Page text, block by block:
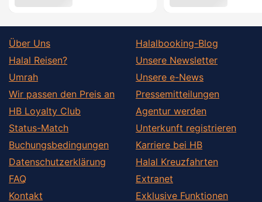
Über Uns
Halal Reisen?
Umrah
Wir passen den Preis an
HB Loyalty Club
Status-Match
Buchungsbedingungen
Datenschutzerklärung
FAQ
Kontakt
Halalbooking-Blog
Unsere Newsletter
Unsere e-News
Pressemitteilungen
Agentur werden
Unterkunft registrieren
Karriere bei HB
Halal Kreuzfahrten
Extranet
Exklusive Funktionen